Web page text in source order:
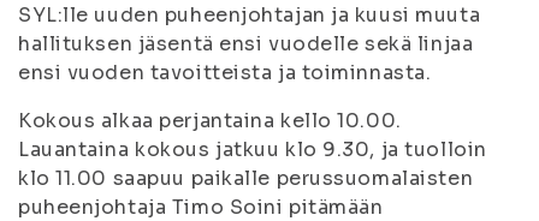
SYL:lle uuden puheenjohtajan ja kuusi muuta
hallituksen jäsentä ensi vuodelle sekä linjaa
ensi vuoden tavoitteista ja toiminnasta.
Kokous alkaa perjantaina kello 10.00.
Lauantaina kokous jatkuu klo 9.30, ja tuolloin
klo 11.00 saapuu paikalle perussuomalaisten
puheenjohtaja Timo Soini pitämään